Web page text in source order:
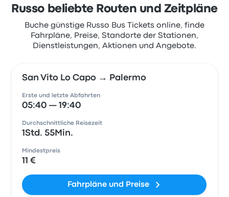
Russo beliebte Routen und Zeitpläne
Buche günstige Russo Bus Tickets online, finde
Fahrpläne, Preise, Standorte der Stationen,
Dienstleistungen, Aktionen und Angebote.
San Vito Lo Capo → Palermo
Erste und letzte Abfahrten
05:40 — 19:40
Durchschnittliche Reisezeit
1Std. 55Min.
Mindestpreis
11 €
Fahrpläne und Preise